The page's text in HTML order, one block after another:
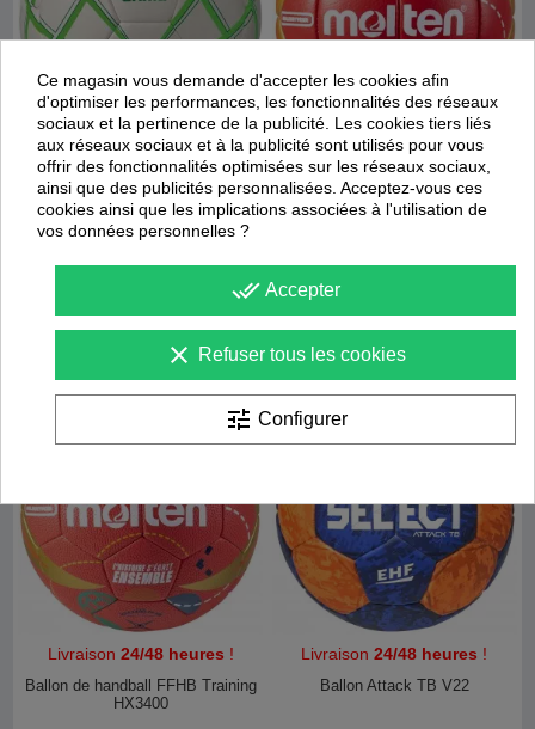
Livraison 24/48 heures
Ballon sans résine Magic White
Erima
48,90 € 31,79 €
Ballon de handball FFHB Officiel
HX5001
94,90 € 75,92 €
-25%
Livraison 24/48 heures !
Ballon de handball FFHB Training
HX3400
Livraison24/48 heures !
Ballon Attack TB V22
Ce magasin vous demande d'accepter les cookies afin
d'optimiser les performances, les fonctionnalités des réseaux
sociaux et la pertinence de la publicité. Les cookies tiers liés
aux réseaux sociaux et à la publicité sont utilisés pour vous
offrir des fonctionnalités optimisées sur les réseaux sociaux,
ainsi que des publicités personnalisées. Acceptez-vous ces
cookies ainsi que les implications associées à l'utilisation de
vos données personnelles ?
done_all Accepter
clear Refuser tous les cookies
tune Configurer